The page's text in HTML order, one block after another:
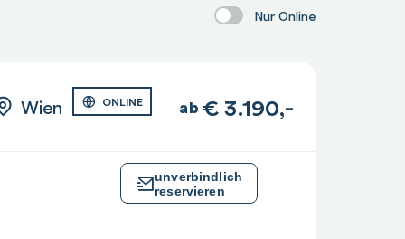
Nur Online
Wien ONLINE ab €3.190,-
unverbindlich
reservieren